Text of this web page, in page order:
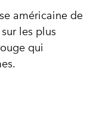
américaine de
les plus
qui